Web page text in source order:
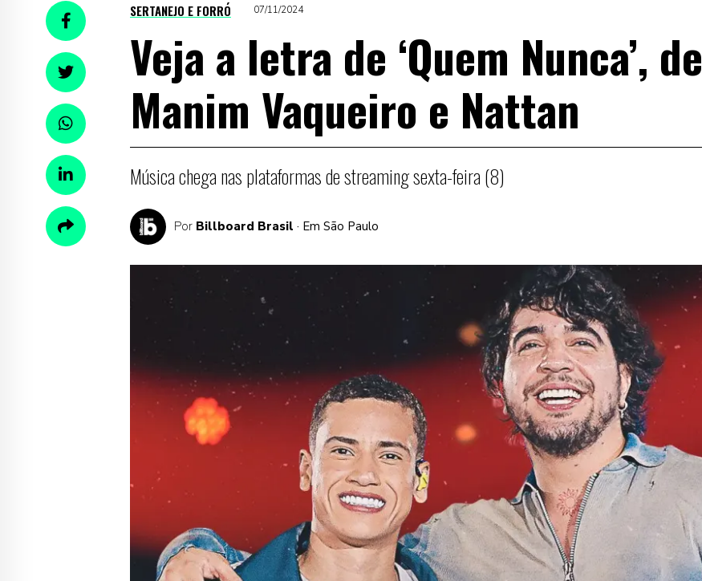
SERTANEJO E FORRÓ 07/11/2024
Veja a letra de ‘Quem Nunca’, de
Manim Vaqueiro e Nattan
Música chega nas plataformas de streaming sexta-feira (8)
Por Billboard Brasil · Em São Paulo